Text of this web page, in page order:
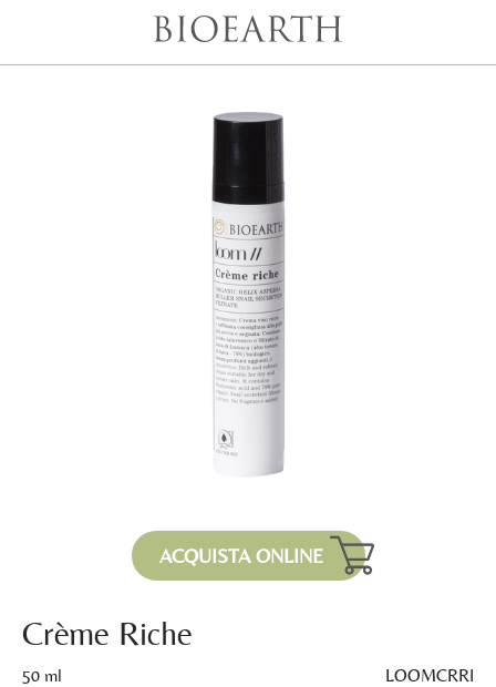
ACQUISTA ONLINE
Crème Riche
50 ml LOOMCRRI